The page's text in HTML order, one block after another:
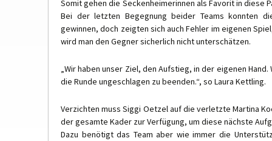
Somit gehen die Seckenheimerinnen als Favorit in diese
Bei der letzten Begegnung beider Teams konnten
gewinnen, doch zeigten sich auch Fehler im eigenen
wird man den Gegner sicherlich nicht unterschätzen.
„Wir haben unser Ziel, den Aufstieg, in der eigenen
die Runde ungeschlagen zu beenden.“, so Laura Kettling.
Verzichten muss Siggi Oetzel auf die verletzte Martina
der gesamte Kader zur Verfügung, um diese nächste
Dazu benötigt das Team aber wie immer die